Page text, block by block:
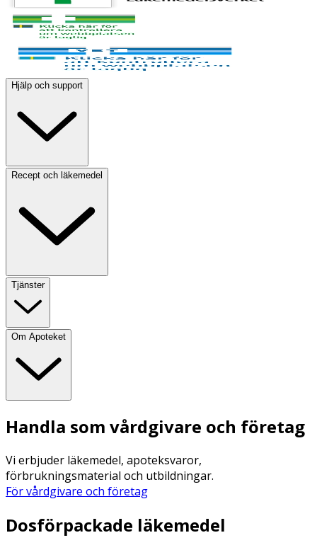
Hjälp och support
Recept och läkemedel
Tjänster
Om Apoteket
Handla som vårdgivare och företag
Vi erbjuder läkemedel, apoteksvaror,
förbrukningsmaterial och utbildningar.
För vårdgivare och företag
Dosförpackade läkemedel